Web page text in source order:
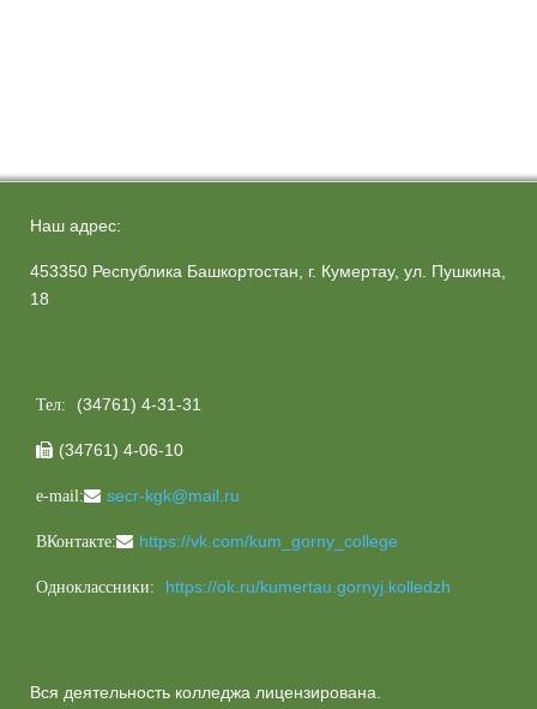
Наш адрес:
453350 Республика Башкортостан, г. Кумертау, ул. Пушкина,
18
Тел: (34761) 4-31-31
 (34761) 4-06-10
e-mail: secr-kgk@mail.ru
ВКонтакте: https://vk.com/kum_gorny_college
Одноклассники: https://ok.ru/kumertau.gornyj.kolledzh
Вся деятельность колледжа лицензирована.